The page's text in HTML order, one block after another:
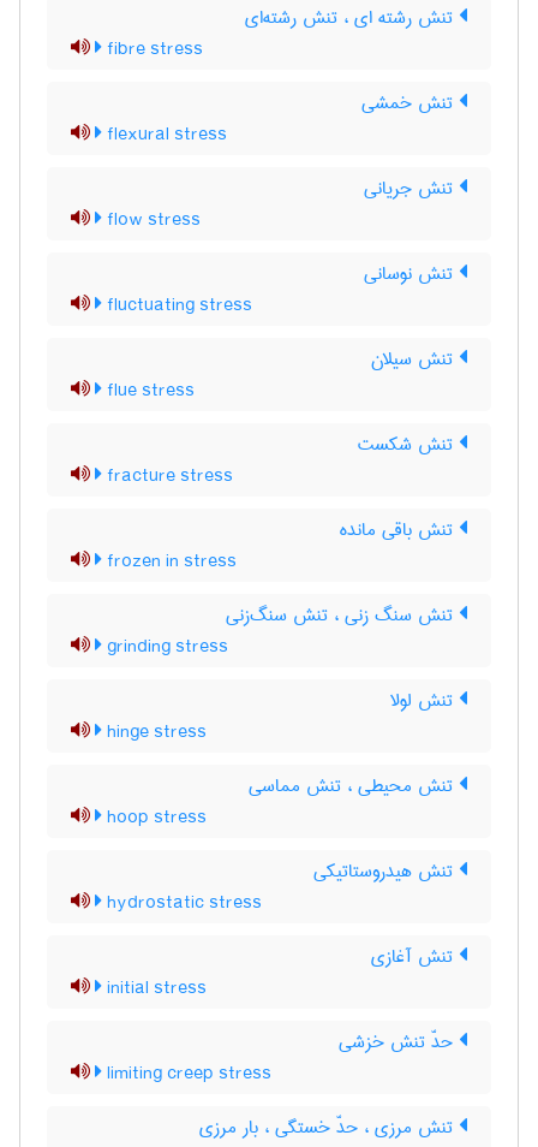
تنش رشته ای ، تنش رشته‌ای
fibre stress
تنش خمشی
flexural stress
تنش جریانی
flow stress
تنش نوسانی
fluctuating stress
تنش سیلان
flue stress
تنش شکست
fracture stress
تنش باقی مانده
frozen in stress
تنش سنگ زنی ، تنش سنگ‌زنی
grinding stress
تنش لولا
hinge stress
تنش محیطی ، تنش مماسی
hoop stress
تنش هیدروستاتیکی
hydrostatic stress
تنش آغازی
initial stress
حدّ تنش خزشی
limiting creep stress
تنش مرزی ، حدّ خستگی ، بار مرزی